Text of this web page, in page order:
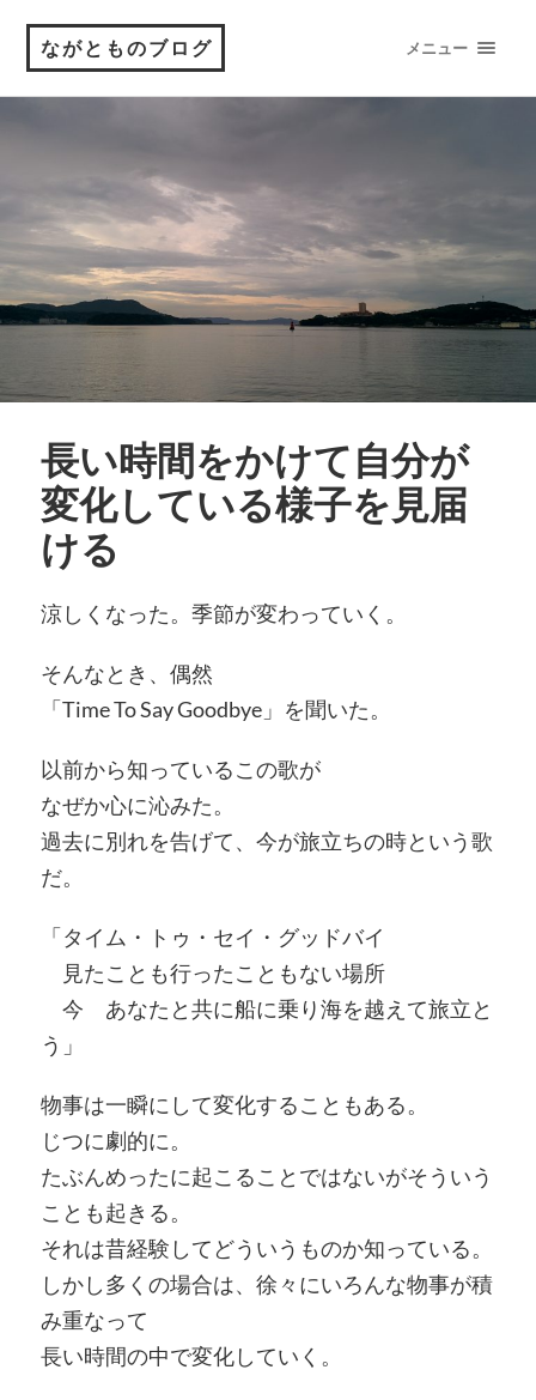
ながとものブログ メニュー
長い時間をかけて自分が
変化している様子を見届
ける
涼しくなった。季節が変わっていく。
そんなとき、偶然
「Time To Say Goodbye」を聞いた。
以前から知っているこの歌が
なぜか心に沁みた。
過去に別れを告げて、今が旅立ちの時という歌
だ。
「タイム・トゥ・セイ・グッドバイ
見たことも行ったこともない場所
今 あなたと共に船に乗り海を越えて旅立と
う」
物事は一瞬にして変化することもある。
じつに劇的に。
たぶんめったに起こることではないがそういう
ことも起きる。
それは昔経験してどういうものか知っている。
しかし多くの場合は、徐々にいろんな物事が積
み重なって
長い時間の中で変化していく。